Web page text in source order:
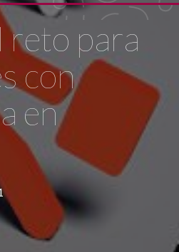
reto para
con
en